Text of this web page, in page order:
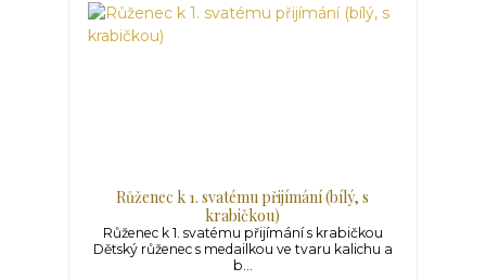
Růženec k 1. svatému přijímání (bílý, s
krabičkou)
Růženec k 1. svatému přijímání s krabičkou
Dětský růženec s medailkou ve tvaru kalichu a
b...